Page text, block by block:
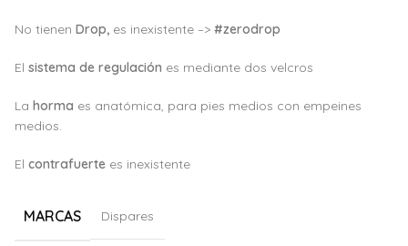
No tienen Drop, es inexistente –> #zerodrop
El sistema de regulación es mediante dos velcros
La horma es anatómica, para pies medios con empeines
medios.
El contrafuerte es inexistente
MARCAS Dispares